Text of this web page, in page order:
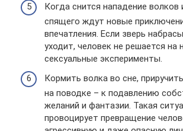
Когда снится нападение волков
спящего ждут новые
впечатления. Если зверь
уходит, человек не решается на
сексуальные эксперименты.
Кормить волка во сне,
на поводке – к подавлению
желаний и фантазии. Такая
провоцирует превращение